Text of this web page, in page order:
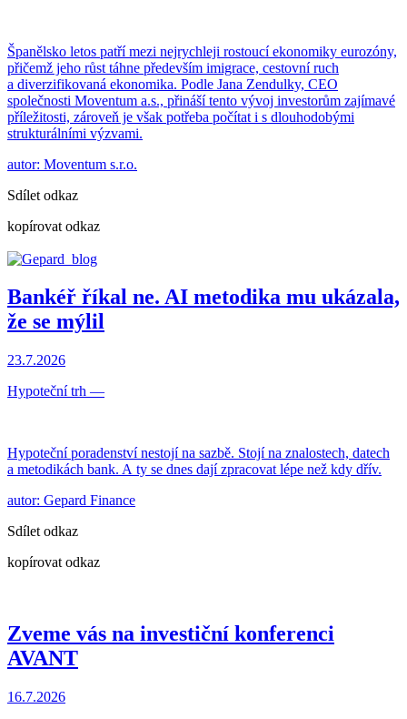
Španělsko letos patří mezi nejrychleji rostoucí ekonomiky eurozóny,
přičemž jeho růst táhne především imigrace, cestovní ruch
a diverzifikovaná ekonomika. Podle Jana Zendulky, CEO
společnosti Moventum a.s., přináší tento vývoj investorům zajímavé
příležitosti, zároveň je však potřeba počítat i s dlouhodobými
strukturálními výzvami.
autor: Moventum s.r.o.
Sdílet odkaz
kopírovat odkaz
Bankéř říkal ne. AI metodika mu ukázala,
že se mýlil
23.7.2026
Hypoteční trh —
Hypoteční poradenství nestojí na sazbě. Stojí na znalostech, datech
a metodikách bank. A ty se dnes dají zpracovat lépe než kdy dřív.
autor: Gepard Finance
Sdílet odkaz
kopírovat odkaz
Zveme vás na investiční konferenci
AVANT
16.7.2026